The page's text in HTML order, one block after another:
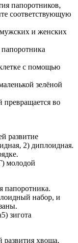
папоротников,
соответствующую
мужских и женских
с помощью
зелёной
превращается во
развитие
2) диплоидная.
молодой
папоротника.
набор, и
зигота
развития хвоща,